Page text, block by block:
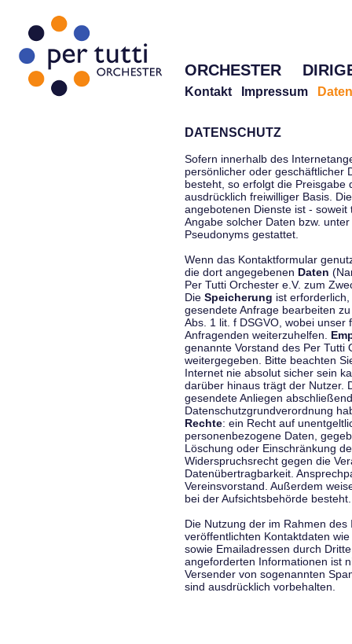
ORCHESTER
Kontakt Impressum
DATENSCHUTZ
Sofern innerhalb des
persönlicher oder geschäftlicher
besteht, so erfolgt die Preisgabe
ausdrücklich freiwilliger Basis.
angebotenen Dienste ist -
Angabe solcher Daten bzw.
Pseudonyms gestattet.
Wenn das Kontaktformular
die dort angegebenen Daten
Per Tutti Orchester e.V. zum
Die Speicherung ist
gesendete Anfrage bearbeiten
Abs. 1 lit. f DSGVO, wobei
Anfragenden weiterzuhelfen.
genannte Vorstand des Per Tutti
weitergegeben. Bitte beachten
Internet nie absolut sicher sein
darüber hinaus trägt der Nutzer.
gesendete Anliegen
Datenschutzgrundverordnung
Rechte: ein Recht auf
personenbezogene Daten,
Löschung oder Einschränkung
Widerspruchsrecht gegen die
Datenübertragbarkeit.
Vereinsvorstand. Außerdem
bei der Aufsichtsbehörde besteht.
Die Nutzung der im Rahmen
veröffentlichten Kontaktdaten
sowie Emailadressen durch
angeforderten Informationen ist
Versender von sogenannten
sind ausdrücklich vorbehalten.